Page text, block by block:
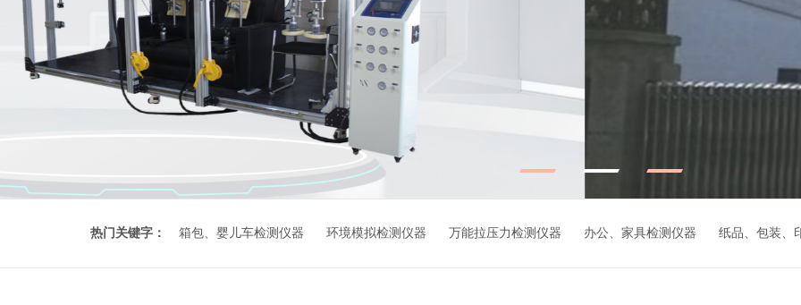
热门关键字： 箱包、婴儿车检测仪器 环境模拟检测仪器 万能拉压力检测仪器 办公、家具检测仪器 纸品、包装、